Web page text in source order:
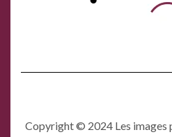
Copyright © 2024 Les images